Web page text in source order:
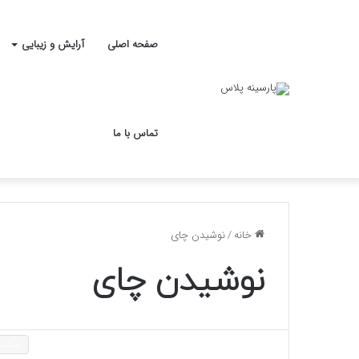
صفحه اصلی آرایش و زیبایی
تماس با ما
خانه/نوشیدن چای
نوشیدن چای